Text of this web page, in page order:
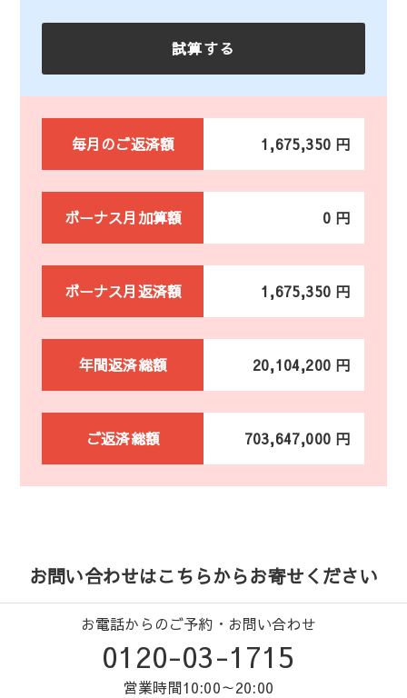
毎月のご返済額 1,675,350 円
ボーナス月加算額 0 円
ボーナス月返済額 1,675,350 円
年間返済総額 20,104,200 円
ご返済総額 703,647,000 円
お問い合わせはこちらからお寄せください
お電話からのご予約・お問い合わせ
0120-03-1715
営業時間10:00～20:00